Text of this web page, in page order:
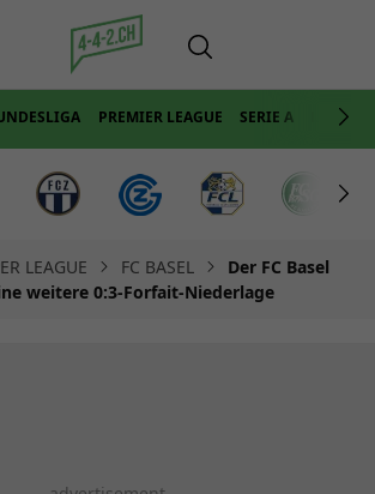
PREMIER LEAGUE SERIE A LA LIGA
LEAGUE FC BASEL
Der FC Basel
weitere 0:3-Forfait-Niederlage